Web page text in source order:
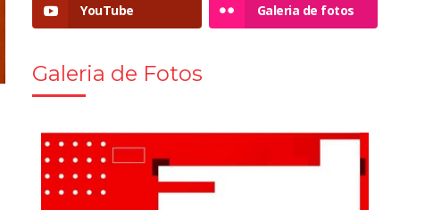
YouTube Galeria de fotos
Galeria de Fotos